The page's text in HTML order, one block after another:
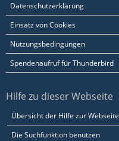
Datenschutzerklärung
Einsatz von Cookies
Nutzungsbedingungen
Spendenaufruf für Thunderbird
Hilfe zu dieser Webseite
Übersicht der Hilfe zur Webseite
Die Suchfunktion benutzen